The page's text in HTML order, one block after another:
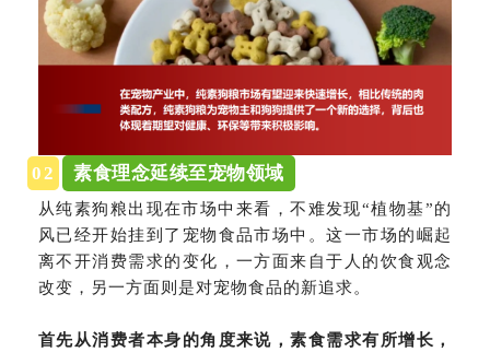
02 素食理念延续至宠物领域
从纯素狗粮出现在市场中来看，不难发现“植物基”的
风已经开始挂到了宠物食品市场中。这一市场的崛起
离不开消费需求的变化，一方面来自于人的饮食观念
改变，另一方面则是对宠物食品的新追求。
首先从消费者本身的角度来说，素食需求有所增长，